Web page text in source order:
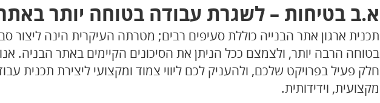
א.ב בטיחות – לשגרת עבודה בטוחה יותר
תכנית ארגון אתר הבנייה כוללת סעיפים רבים; מטרתה העיקרית הינה ליצור
בטוחה הרבה יותר, ולצמצם ככל הניתן את הסיכונים הקיימים באתר הבניה.
חלק פעיל בפרויקט שלכם, ולהעניק לכם ליווי צמוד ומקצועי ליצירת תכנית
מקצועית, וידידותית.